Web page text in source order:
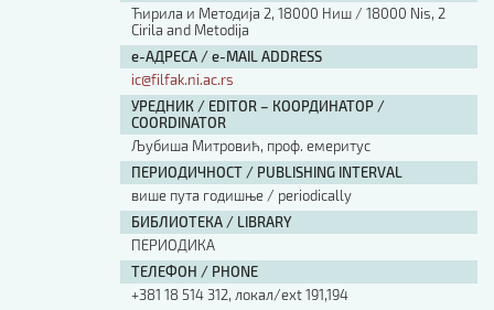
Ћирила и Методија 2, 18000 Ниш / 18000 Nis, 2
Cirila and Metodija
е-АДРЕСА / e-MAIL ADDRESS
ic@filfak.ni.ac.rs
УРЕДНИК / EDITOR – КООРДИНАТОР /
COORDINATOR
Љубиша Митровић, проф. емеритус
ПЕРИОДИЧНОСТ / PUBLISHING INTERVAL
више пута годишње / periodically
БИБЛИОТЕКА / LIBRARY
ПЕРИОДИКА
ТЕЛЕФОН / PHONE
+381 18 514 312, локал/ext 191,194